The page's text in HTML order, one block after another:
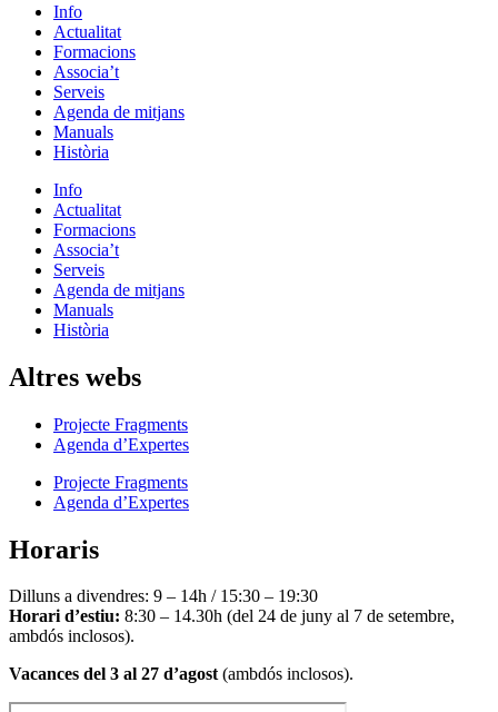
Info
Actualitat
Formacions
Associa’t
Serveis
Agenda de mitjans
Manuals
Història
Info
Actualitat
Formacions
Associa’t
Serveis
Agenda de mitjans
Manuals
Història
Altres webs
Projecte Fragments
Agenda d’Expertes
Projecte Fragments
Agenda d’Expertes
Horaris
Dilluns a divendres: 9 – 14h / 15:30 – 19:30
Horari d’estiu: 8:30 – 14.30h (del 24 de juny al 7 de setembre,
ambdós inclosos).
Vacances del 3 al 27 d’agost(ambdós inclosos).